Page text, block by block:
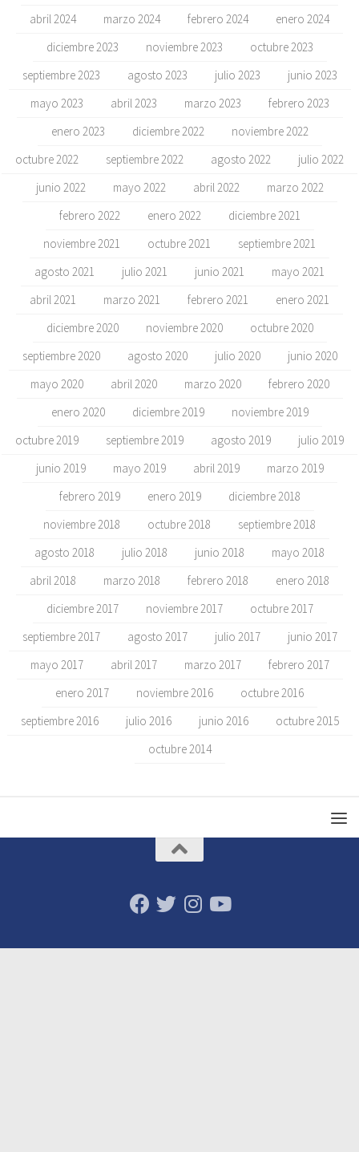
abril 2024
marzo 2024 febrero 2024
enero 2024
diciembre 2023
noviembre 2023
octubre 2023
septiembre 2023
agosto 2023 julio 2023
junio 2023
mayo 2023
abril 2023 marzo 2023
febrero 2023
enero 2023
diciembre 2022
noviembre 2022
octubre 2022
septiembre 2022 agosto 2022
julio 2022
junio 2022
mayo 2022 abril 2022
marzo 2022
febrero 2022
enero 2022
diciembre 2021
noviembre 2021
octubre 2021
septiembre 2021
agosto 2021
julio 2021 junio 2021
mayo 2021
abril 2021
marzo 2021 febrero 2021
enero 2021
diciembre 2020
noviembre 2020
octubre 2020
septiembre 2020
agosto 2020 julio 2020
junio 2020
mayo 2020
abril 2020 marzo 2020
febrero 2020
enero 2020
diciembre 2019
noviembre 2019
octubre 2019
septiembre 2019 agosto 2019
julio 2019
junio 2019
mayo 2019 abril 2019
marzo 2019
febrero 2019
enero 2019
diciembre 2018
noviembre 2018
octubre 2018
septiembre 2018
agosto 2018
julio 2018 junio 2018
mayo 2018
abril 2018
marzo 2018 febrero 2018
enero 2018
diciembre 2017
noviembre 2017
octubre 2017
septiembre 2017
agosto 2017 julio 2017
junio 2017
mayo 2017
abril 2017 marzo 2017
febrero 2017
enero 2017
noviembre 2016
octubre 2016
septiembre 2016
julio 2016 junio 2016
octubre 2015
octubre 2014